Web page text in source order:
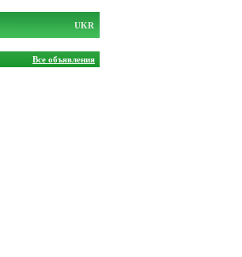
UKR
Все объявления